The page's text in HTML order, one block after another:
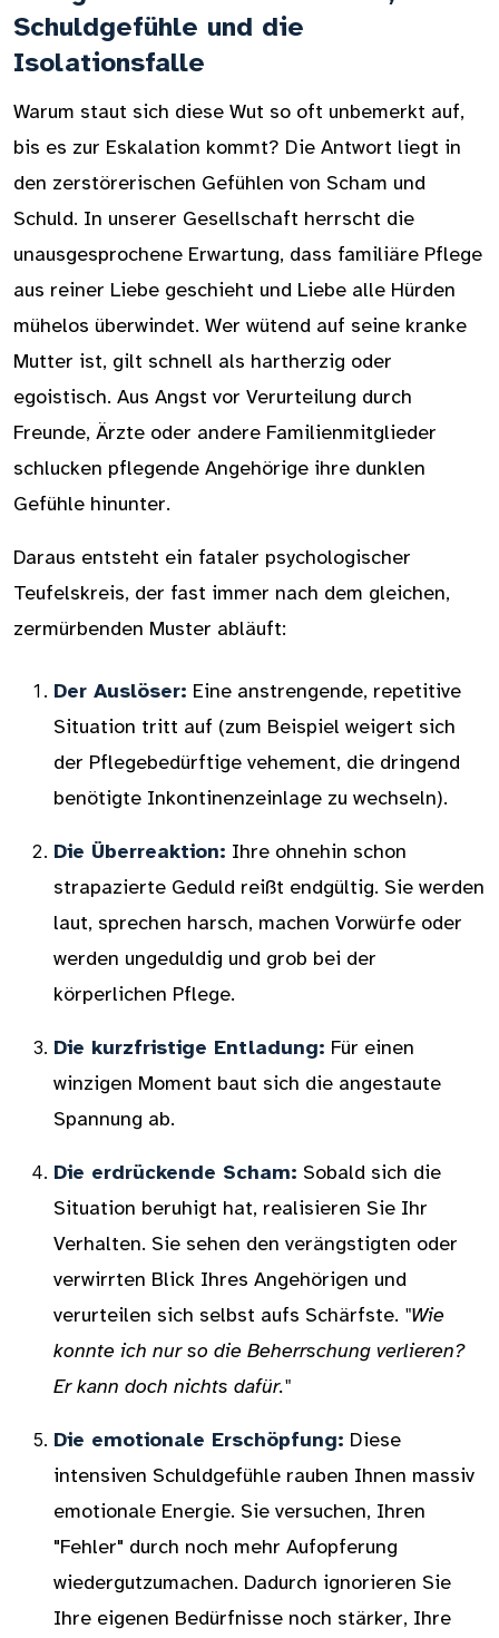
Schuldgefühle und die
Isolationsfalle
Warum staut sich diese Wut so oft unbemerkt auf,
bis es zur Eskalation kommt? Die Antwort liegt in
den zerstörerischen Gefühlen von Scham und
Schuld. In unserer Gesellschaft herrscht die
unausgesprochene Erwartung, dass familiäre Pflege
aus reiner Liebe geschieht und Liebe alle Hürden
mühelos überwindet. Wer wütend auf seine kranke
Mutter ist, gilt schnell als hartherzig oder
egoistisch. Aus Angst vor Verurteilung durch
Freunde, Ärzte oder andere Familienmitglieder
schlucken pflegende Angehörige ihre dunklen
Gefühle hinunter.
Daraus entsteht ein fataler psychologischer
Teufelskreis, der fast immer nach dem gleichen,
zermürbenden Muster abläuft:
Der Auslöser: Eine anstrengende, repetitive
Situation tritt auf (zum Beispiel weigert sich
der Pflegebedürftige vehement, die dringend
benötigte Inkontinenzeinlage zu wechseln).
Die Überreaktion: Ihre ohnehin schon
strapazierte Geduld reißt endgültig. Sie werden
laut, sprechen harsch, machen Vorwürfe oder
werden ungeduldig und grob bei der
körperlichen Pflege.
Die kurzfristige Entladung: Für einen
winzigen Moment baut sich die angestaute
Spannung ab.
Die erdrückende Scham: Sobald sich die
Situation beruhigt hat, realisieren Sie Ihr
Verhalten. Sie sehen den verängstigten oder
verwirrten Blick Ihres Angehörigen und
verurteilen sich selbst aufs Schärfste. "Wie
konnte ich nur so die Beherrschung verlieren?
Er kann doch nichts dafür."
Die emotionale Erschöpfung: Diese
intensiven Schuldgefühle rauben Ihnen massiv
emotionale Energie. Sie versuchen, Ihren
"Fehler" durch noch mehr Aufopferung
wiedergutzumachen. Dadurch ignorieren Sie
Ihre eigenen Bedürfnisse noch stärker, Ihre